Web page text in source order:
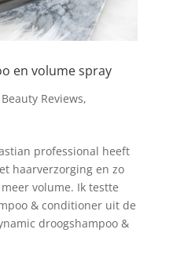
en volume spray
Beauty Reviews,
professional heeft
haarverzorging en zo
volume. Ik testte
& conditioner uit de
droogshampoo &